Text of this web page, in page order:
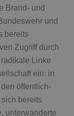
Brand- und
und
bereits
Zugriff durch
Linke
ein: in
öffentlich-
bereits
unterwanderte